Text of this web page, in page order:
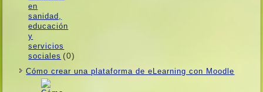
(0)
Cómo crear una plataforma de eLearning con Moodle